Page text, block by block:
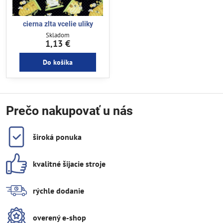
cierna zlta vcelie uliky
Skladom
1,13 €
Do košíka
Prečo nakupovať u nás
široká ponuka
kvalitné šijacie stroje
rýchle dodanie
overený e-shop